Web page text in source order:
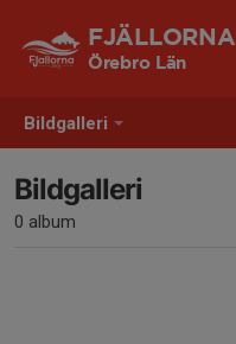
Bildgalleri
FJÄLLORNA
Örebro Län
Bildgalleri
0 album